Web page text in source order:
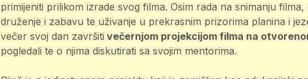
primijeniti prilikom izrade svog filma. Osim rada na snimanju
druženje i zabavu te uživanje u prekrasnim prizorima planina i
večer svoj dan završiti večernjom projekcijom filma na
pogledali te o njima diskutirati sa svojim mentorima.